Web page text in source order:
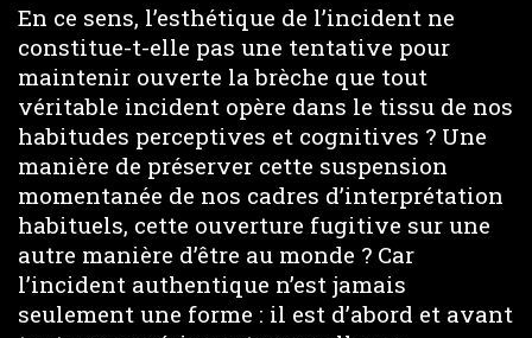
En ce sens, l’esthétique de l’incident ne
constitue-t-elle pas une tentative pour
maintenir ouverte la brèche que tout
véritable incident opère dans le tissu de nos
habitudes perceptives et cognitives ? Une
manière de préserver cette suspension
momentanée de nos cadres d’interprétation
habituels, cette ouverture fugitive sur une
autre manière d’être au monde ? Car
l’incident authentique n’est jamais
seulement une forme : il est d’abord et avant